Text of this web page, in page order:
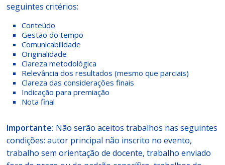
seguintes critérios:
Conteúdo
Gestão do tempo
Comunicabilidade
Originalidade
Clareza metodológica
Relevância dos resultados (mesmo que parciais)
Clareza das considerações finais
Indicação para premiação
Nota final
Importante: Não serão aceitos trabalhos nas seguintes
condições: autor principal não inscrito no evento,
trabalho sem orientação de docente, trabalho enviado